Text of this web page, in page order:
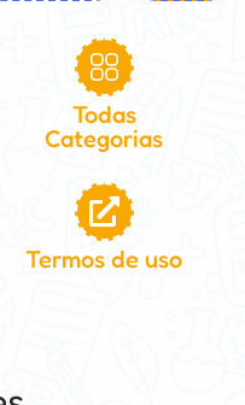
Todas
Categorias
Termos de uso